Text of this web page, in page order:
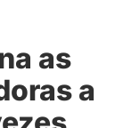
as
a